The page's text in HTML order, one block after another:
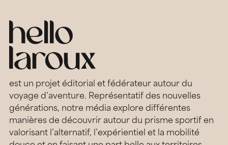
est un projet éditorial et fédérateur autour du
voyage d’aventure. Représentatif des nouvelles
générations, notre média explore différentes
manières de découvrir autour du prisme sportif en
valorisant l’alternatif, l’expérientiel et la mobilité